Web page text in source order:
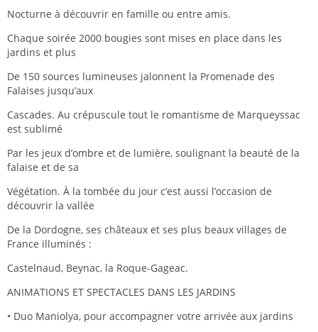
Nocturne à découvrir en famille ou entre amis.
Chaque soirée 2000 bougies sont mises en place dans les
jardins et plus
De 150 sources lumineuses jalonnent la Promenade des
Falaises jusqu’aux
Cascades. Au crépuscule tout le romantisme de Marqueyssac
est sublimé
Par les jeux d’ombre et de lumière, soulignant la beauté de la
falaise et de sa
Végétation. À la tombée du jour c’est aussi l’occasion de
découvrir la vallée
De la Dordogne, ses châteaux et ses plus beaux villages de
France illuminés :
Castelnaud, Beynac, la Roque-Gageac.
ANIMATIONS ET SPECTACLES DANS LES JARDINS
• Duo Maniolya, pour accompagner votre arrivée aux jardins